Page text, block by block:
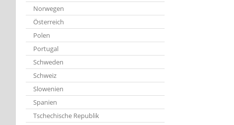
Norwegen
Österreich
Polen
Portugal
Schweden
Schweiz
Slowenien
Spanien
Tschechische Republik